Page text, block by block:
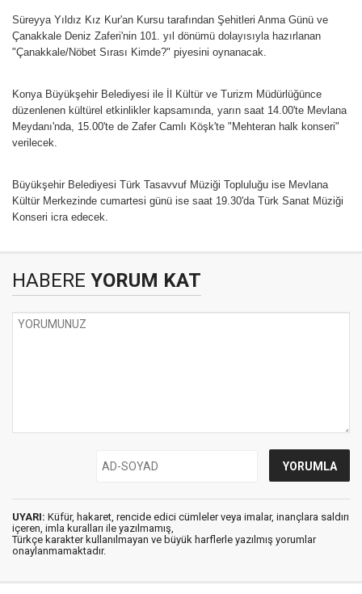
Süreyya Yıldız Kız Kur'an Kursu tarafından Şehitleri Anma Günü ve
Çanakkale Deniz Zaferi'nin 101. yıl dönümü dolayısıyla hazırlanan
"Çanakkale/Nöbet Sırası Kimde?" piyesini oynanacak.
Konya Büyükşehir Belediyesi ile İl Kültür ve Turizm Müdürlüğünce
düzenlenen kültürel etkinlikler kapsamında, yarın saat 14.00'te Mevlana
Meydanı'nda, 15.00'te de Zafer Camlı Köşk'te "Mehteran halk konseri"
verilecek.
Büyükşehir Belediyesi Türk Tasavvuf Müziği Topluluğu ise Mevlana
Kültür Merkezinde cumartesi günü ise saat 19.30'da Türk Sanat Müziği
Konseri icra edecek.
HABERE YORUM KAT
UYARI: Küfür, hakaret, rencide edici cümleler veya imalar, inançlara saldırı
içeren, imla kuralları ile yazılmamış,
Türkçe karakter kullanılmayan ve büyük harflerle yazılmış yorumlar
onaylanmamaktadır.